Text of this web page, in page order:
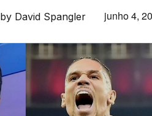
by David Spangler junho 4,